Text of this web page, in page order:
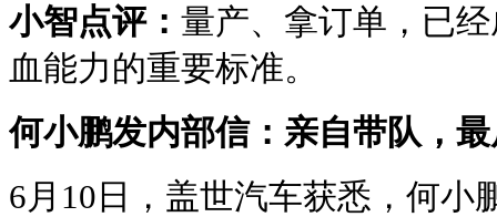
小智点评： 量产、拿订单，已
血能力的重要标准。
何小鹏发内部信：亲自带队，
6月10日，盖世汽车获悉，何小